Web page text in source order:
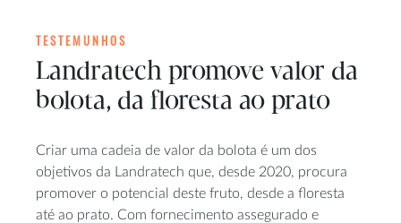
TESTEMUNHOS
Landratech promove valor da
bolota, da floresta ao prato
Criar uma cadeia de valor da bolota é um dos
objetivos da Landratech que, desde 2020, procura
promover o potencial deste fruto, desde a floresta
até ao prato. Com fornecimento assegurado e